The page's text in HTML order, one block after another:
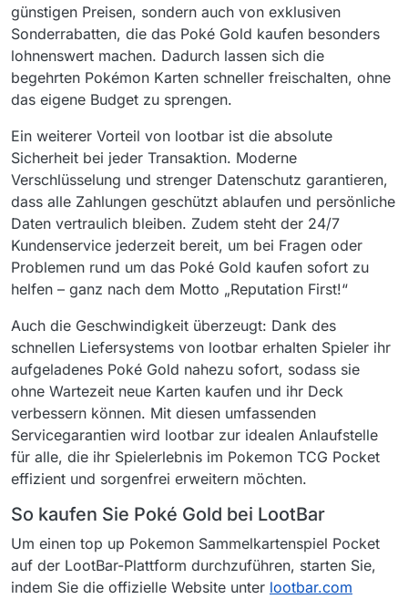
günstigen Preisen, sondern auch von exklusiven
Sonderrabatten, die das Poké Gold kaufen besonders
lohnenswert machen. Dadurch lassen sich die
begehrten Pokémon Karten schneller freischalten, ohne
das eigene Budget zu sprengen.
Ein weiterer Vorteil von lootbar ist die absolute
Sicherheit bei jeder Transaktion. Moderne
Verschlüsselung und strenger Datenschutz garantieren,
dass alle Zahlungen geschützt ablaufen und persönliche
Daten vertraulich bleiben. Zudem steht der 24/7
Kundenservice jederzeit bereit, um bei Fragen oder
Problemen rund um das Poké Gold kaufen sofort zu
helfen – ganz nach dem Motto „Reputation First!“
Auch die Geschwindigkeit überzeugt: Dank des
schnellen Liefersystems von lootbar erhalten Spieler ihr
aufgeladenes Poké Gold nahezu sofort, sodass sie
ohne Wartezeit neue Karten kaufen und ihr Deck
verbessern können. Mit diesen umfassenden
Servicegarantien wird lootbar zur idealen Anlaufstelle
für alle, die ihr Spielerlebnis im Pokemon TCG Pocket
effizient und sorgenfrei erweitern möchten.
So kaufen Sie Poké Gold bei LootBar
Um einen top up Pokemon Sammelkartenspiel Pocket
auf der LootBar-Plattform durchzuführen, starten Sie,
indem Sie die offizielle Website unter lootbar.com